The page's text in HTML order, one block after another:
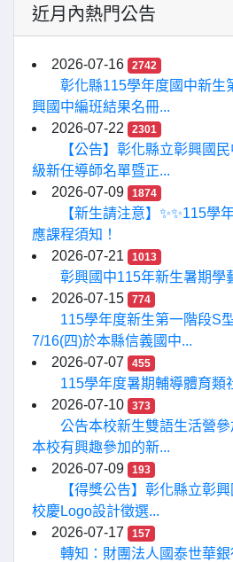
近月內熱門公告
2026-07-16 2742
彰化縣115學年度國中新生
興國中編班結果名冊...
2026-07-22
2301
【公告】彰化縣立彰興國
級新任導師名單暨正...
2026-07-09
1874
【新生請注意】✨✨115學
應課程須知！
2026-07-21
1013
彰興國中115年新生暑期學
2026-07-15
774
115學年度新生第一階段S
7/16(四)於本縣信義國中...
2026-07-07
455
115學年度暑期輔導體育類
2026-07-10
373
公告本校新生雙語生活營
本校有興趣參加的新...
2026-07-09
193
【得獎公告】彰化縣立彰
校慶Logo設計徵選...
2026-07-17
157
轉知：財團法人國泰世華